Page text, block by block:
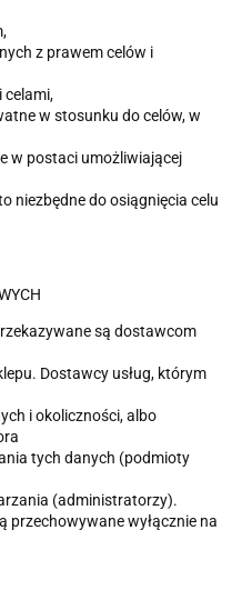
z prawem celów i
celami,
w stosunku do celów, w
w postaci umożliwiającej
niezbędne do osiągnięcia celu
są dostawcom
Dostawcy usług, którym
i okoliczności, albo
tych danych (podmioty
(administratorzy).
przechowywane wyłącznie na